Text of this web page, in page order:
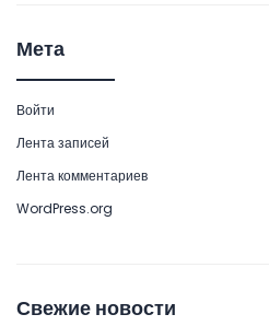
Мета
Войти
Лента записей
Лента комментариев
WordPress.org
Свежие новости